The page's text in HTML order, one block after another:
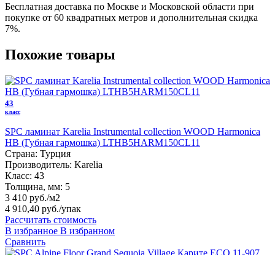
Бесплатная доставка по Москве и Московской области при
покупке от 60 квадратных метров и дополнительная скидка
7%.
Похожие товары
43
класс
SPC ламинат Karelia Instrumental collection WOOD Harmonica
HB (Губная гармошка) LTHB5HARM150CL11
Страна: Турция
Производитель: Karelia
Класс: 43
Толщина, мм: 5
3 410 руб./м2
4 910,40 руб./упак
Рассчитать стоимость
В избранное В избранном
Сравнить